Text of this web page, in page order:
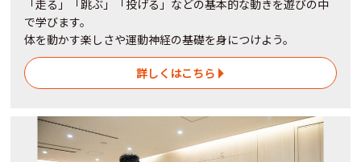
「走る」「跳ぶ」「投げる」などの基本的な動きを遊びの中
で学びます。
体を動かす楽しさや運動神経の基礎を身につけよう。
詳しくはこちら